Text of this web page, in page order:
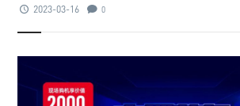
2023-03-16 0